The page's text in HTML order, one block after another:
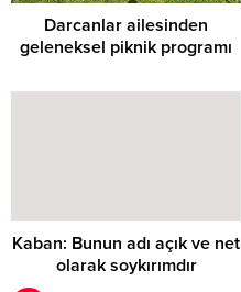
Darcanlar ailesinden
geleneksel piknik programı
Kaban: Bunun adı açık ve net
olarak soykırımdır